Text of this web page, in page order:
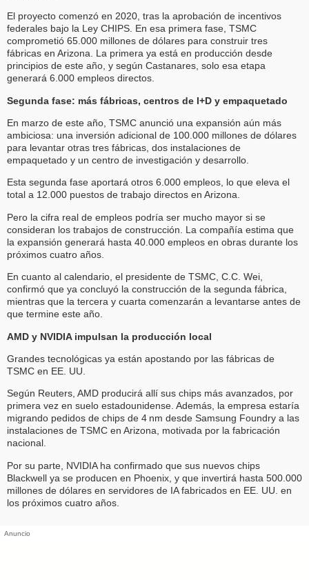
El proyecto comenzó en 2020, tras la aprobación de incentivos
federales bajo la Ley CHIPS. En esa primera fase, TSMC
comprometió 65.000 millones de dólares para construir tres
fábricas en Arizona. La primera ya está en producción desde
principios de este año, y según Castanares, solo esa etapa
generará 6.000 empleos directos.
Segunda fase: más fábricas, centros de I+D y empaquetado
En marzo de este año, TSMC anunció una expansión aún más
ambiciosa: una inversión adicional de 100.000 millones de dólares
para levantar otras tres fábricas, dos instalaciones de
empaquetado y un centro de investigación y desarrollo.
Esta segunda fase aportará otros 6.000 empleos, lo que eleva el
total a 12.000 puestos de trabajo directos en Arizona.
Pero la cifra real de empleos podría ser mucho mayor si se
consideran los trabajos de construcción. La compañía estima que
la expansión generará hasta 40.000 empleos en obras durante los
próximos cuatro años.
En cuanto al calendario, el presidente de TSMC, C.C. Wei,
confirmó que ya concluyó la construcción de la segunda fábrica,
mientras que la tercera y cuarta comenzarán a levantarse antes de
que termine este año.
AMD y NVIDIA impulsan la producción local
Grandes tecnológicas ya están apostando por las fábricas de
TSMC en EE. UU.
Según Reuters, AMD producirá allí sus chips más avanzados, por
primera vez en suelo estadounidense. Además, la empresa estaría
migrando pedidos de chips de 4 nm desde Samsung Foundry a las
instalaciones de TSMC en Arizona, motivada por la fabricación
nacional.
Por su parte, NVIDIA ha confirmado que sus nuevos chips
Blackwell ya se producen en Phoenix, y que invertirá hasta 500.000
millones de dólares en servidores de IA fabricados en EE. UU. en
los próximos cuatro años.
Anuncio